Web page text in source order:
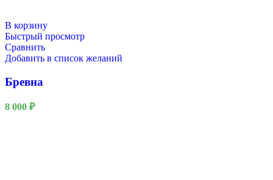
В корзину
Быстрый просмотр
Сравнить
Добавить в список желаний
Бревна
8 000 ₽